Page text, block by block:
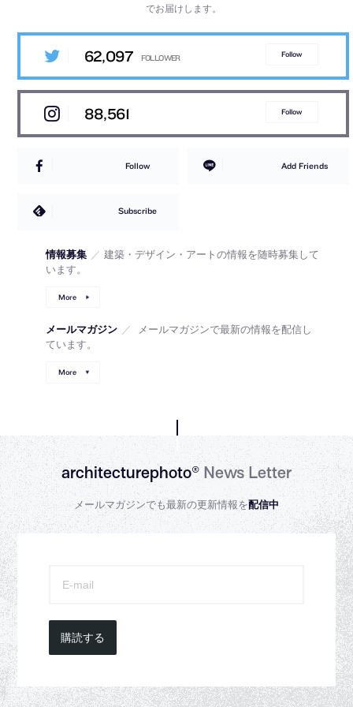
でお届けします。
62,097 Follow
88,561 Follow
Follow Add Friends
Subscribe
情報募集 ／ 建築・デザイン・アートの情報を随時募集して
います。
More
メールマガジン ／
メールマガジンで最新の情報を配信し
ています。
More
architecturephoto®News Letter
メールマガジンでも最新の更新情報を配信中
購読する